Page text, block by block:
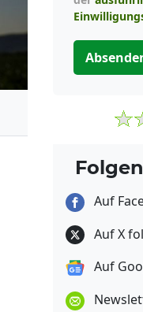
Auf
Auf X
Auf